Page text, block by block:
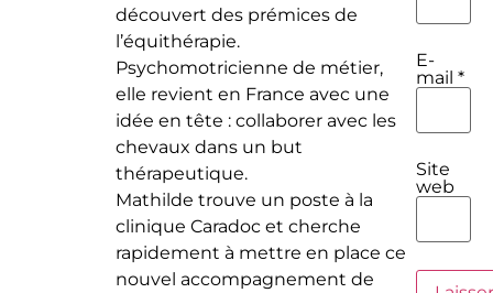
découvert des prémices de
l’équithérapie.
Psychomotricienne de métier,
elle revient en France avec une
idée en tête : collaborer avec les
chevaux dans un but
thérapeutique.
Mathilde trouve un poste à la
clinique Caradoc et cherche
rapidement à mettre en place ce
nouvel accompagnement de
E-
mail *
Site
web